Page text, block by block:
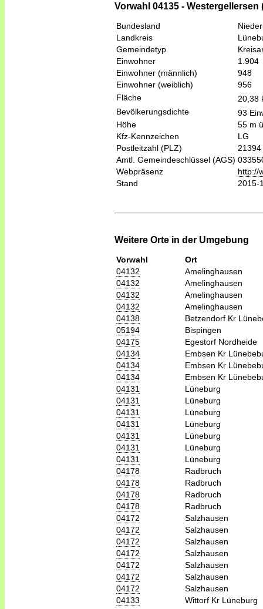
Vorwahl 04135 -
Bundesland
Landkreis
Gemeindetyp
Einwohner
1.904
Einwohner (männlich)
948
Einwohner (weiblich)
956
Fläche
20,38
Bevölkerungsdichte
93
Höhe
55 m
Kfz-Kennzeichen
LG
Postleitzahl (PLZ)
21394
Amtl. Gemeindeschlüssel (AGS)
Webpräsenz
http://
Stand
2015-
Weitere Orte in der Umgebung
Vorwahl
Ort
04132
Amelinghausen
04132
Amelinghausen
04132
Amelinghausen
04132
Amelinghausen
04138
Betzendorf Kr
05194
Bispingen
04175
Egestorf Nordheide
04134
Embsen Kr
04134
Embsen Kr
04134
Embsen Kr
04131
Lüneburg
04131
Lüneburg
04131
Lüneburg
04131
Lüneburg
04131
Lüneburg
04131
Lüneburg
04131
Lüneburg
04178
Radbruch
04178
Radbruch
04178
Radbruch
04178
Radbruch
04172
Salzhausen
04172
Salzhausen
04172
Salzhausen
04172
Salzhausen
04172
Salzhausen
04172
Salzhausen
04172
Salzhausen
04133
Wittorf Kr Lüneburg